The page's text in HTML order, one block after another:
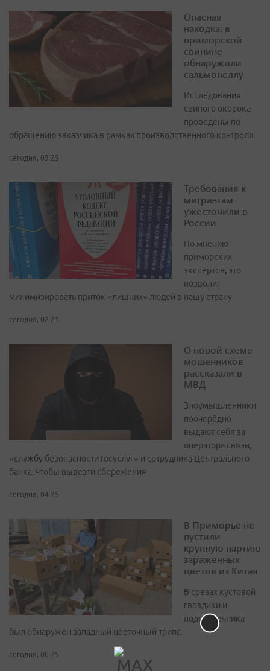
Опасная
находка: в
приморской
свинине
обнаружили
сальмонеллу
Исследования
свиного окорока
проведены по
обращению заказчика в рамках производственного контроля
сегодня, 03:25
Требования к
мигрантам
ужесточили в
России
По мнению
приморских
экспертов, это
позволит
минимизировать приток «лишних» людей в нашу страну
сегодня, 02:21
О новой схеме
мошенников
рассказали в
МВД
Злоумышленники
поочерёдно
выдают себя за
оператора связи,
«службу безопасности Госуслуг» и сотрудника Центрального
банка, чтобы вывезти сбережения
сегодня, 04:25
В Приморье не
пустили
крупную партию
зараженных
цветов из Китая
В срезах кустовой
гвоздики и
подсолнечника
был обнаружен западный цветочный трипс
сегодня, 00:25